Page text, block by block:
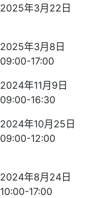
2025年3月22日
2025年3月8日
09:00-17:00
2024年11月9日
09:00-16:30
2024年10月25日
09:00-12:00
2024年8月24日
10:00-17:00